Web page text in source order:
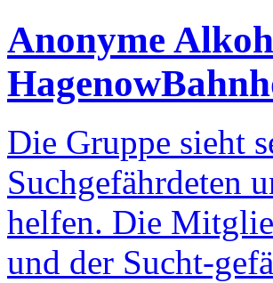
Anonyme
Hagenow
Die Gruppe sieht
Suchgefährdeten
helfen. Die
und der Sucht-